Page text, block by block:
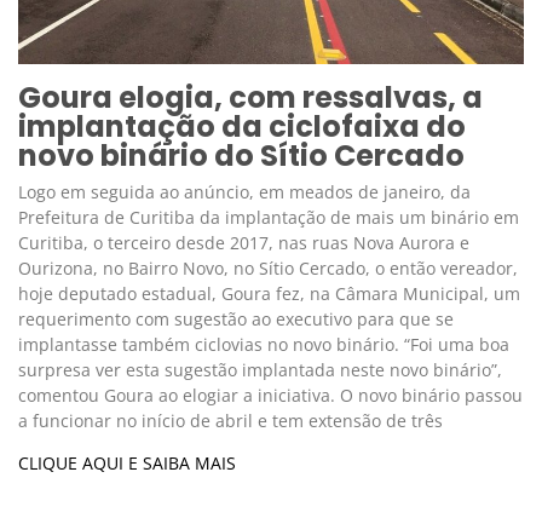
Goura elogia, com ressalvas, a
implantação da ciclofaixa do
novo binário do Sítio Cercado
Logo em seguida ao anúncio, em meados de janeiro, da
Prefeitura de Curitiba da implantação de mais um binário em
Curitiba, o terceiro desde 2017, nas ruas Nova Aurora e
Ourizona, no Bairro Novo, no Sítio Cercado, o então vereador,
hoje deputado estadual, Goura fez, na Câmara Municipal, um
requerimento com sugestão ao executivo para que se
implantasse também ciclovias no novo binário. “Foi uma boa
surpresa ver esta sugestão implantada neste novo binário”,
comentou Goura ao elogiar a iniciativa. O novo binário passou
a funcionar no início de abril e tem extensão de três
CLIQUE AQUI E SAIBA MAIS